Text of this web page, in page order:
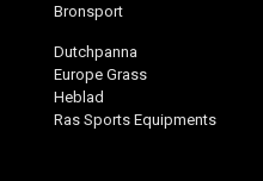
Bronsport
Dutchpanna
Europe Grass
Heblad
Ras Sports Equipments